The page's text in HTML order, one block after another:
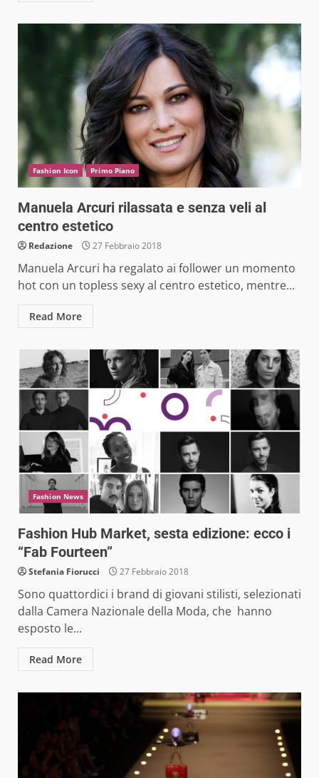
Fashion Icon Primo Piano
Manuela Arcuri rilassata e senza veli al
centro estetico
Redazione 27 Febbraio 2018
Manuela Arcuri ha regalato ai follower un momento
hot con un topless sexy al centro estetico, mentre...
Read More
Fashion News
Fashion Hub Market, sesta edizione: ecco i
“Fab Fourteen”
Stefania Fiorucci 27 Febbraio 2018
Sono quattordici i brand di giovani stilisti, selezionati
dalla Camera Nazionale della Moda, che hanno
esposto le...
Read More